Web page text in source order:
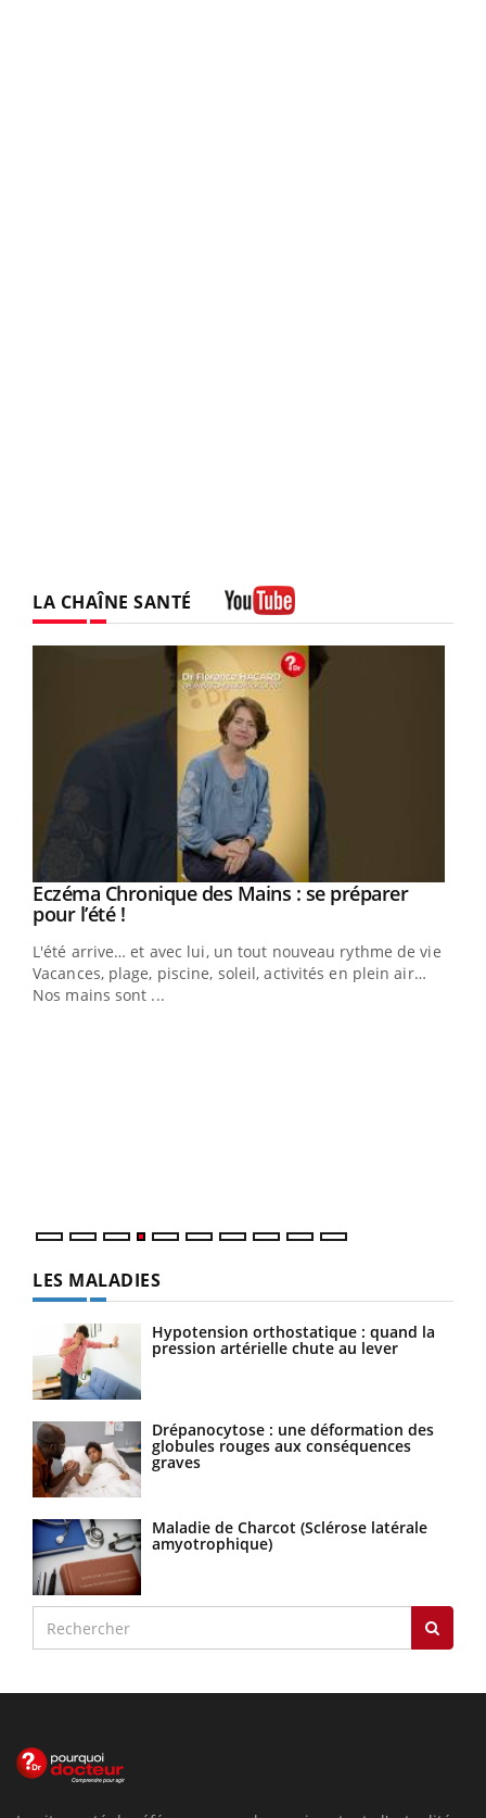
LA CHAÎNE SANTÉ
Youtube
Eczéma Chronique des Mains : se préparer
pour l’été !Youtube
L'été arrive… et avec lui, un tout nouveau rythme de vie !
Vacances, plage, piscine, soleil, activités en plein air…
Nos mains sont ...
LES MALADIES
Hypotension orthostatique : quand la
pression artérielle chute au lever
Drépanocytose : une déformation des
globules rouges aux conséquences
graves
Maladie de Charcot (Sclérose latérale
amyotrophique)